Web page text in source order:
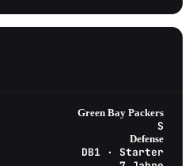
Green Bay Packers
S
Defense
DB1 · Starter